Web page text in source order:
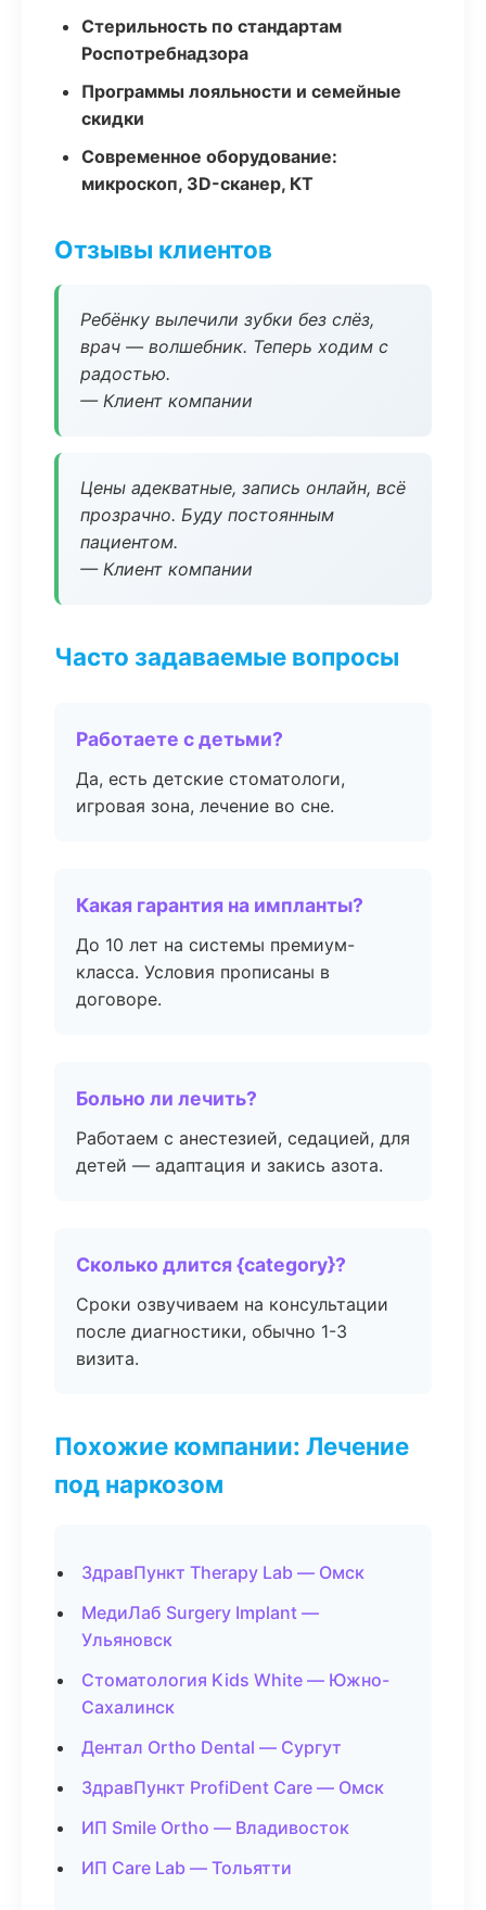
Стерильность по стандартам
Роспотребнадзора
Программы лояльности и семейные
скидки
Современное оборудование:
микроскоп, 3D-сканер, КТ
Отзывы клиентов
Ребёнку вылечили зубки без слёз,
врач — волшебник. Теперь ходим с
радостью.
— Клиент компании
Цены адекватные, запись онлайн, всё
прозрачно. Буду постоянным
пациентом.
— Клиент компании
Часто задаваемые вопросы
Работаете с детьми?
Да, есть детские стоматологи,
игровая зона, лечение во сне.
Какая гарантия на импланты?
До 10 лет на системы премиум-
класса. Условия прописаны в
договоре.
Больно ли лечить?
Работаем с анестезией, седацией, для
детей — адаптация и закись азота.
Сколько длится {category}?
Сроки озвучиваем на консультации
после диагностики, обычно 1-3
визита.
Похожие компании: Лечение
под наркозом
ЗдравПункт Therapy Lab — Омск
МедиЛаб Surgery Implant —
Ульяновск
Стоматология Kids White — Южно-
Сахалинск
Дентал Ortho Dental — Сургут
ЗдравПункт ProfiDent Care — Омск
ИП Smile Ortho — Владивосток
ИП Care Lab — Тольятти